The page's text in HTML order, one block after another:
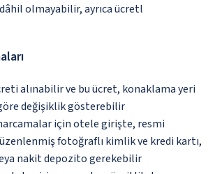
olmayabilir, ayrıca ücretl
alınabilir ve bu ücret, konaklama yeri
değişiklik gösterebilir
için otele girişte, resmi
fotoğraflı kimlik ve kredi kartı,
nakit depozito gerekebilir